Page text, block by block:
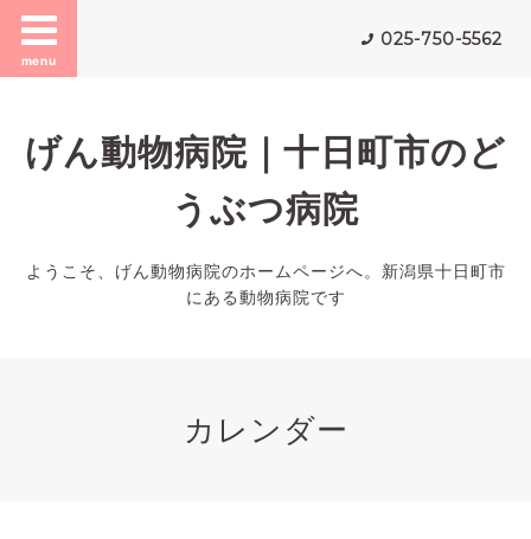
menu
025-750-5562
げん動物病院｜十日町市のど
うぶつ病院
ようこそ、げん動物病院のホームページへ。新潟県十日町市
にある動物病院です
カレンダー